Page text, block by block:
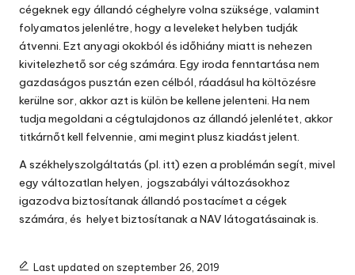
cégeknek egy állandó céghelyre volna szüksége, valamint
folyamatos jelenlétre, hogy a leveleket helyben tudják
átvenni. Ezt anyagi okokból és időhiány miatt is nehezen
kivitelezhető sor cég számára. Egy iroda fenntartása nem
gazdaságos pusztán ezen célból, ráadásul ha költözésre
kerülne sor, akkor azt is külön be kellene jelenteni. Ha nem
tudja megoldani a cégtulajdonos az állandó jelenlétet, akkor
titkárnőt kell felvennie, ami megint plusz kiadást jelent.
A székhelyszolgáltatás (pl. itt) ezen a problémán segít, mivel
egy változatlan helyen, jogszabályi változásokhoz
igazodva biztosítanak állandó postacímet a cégek
számára, és helyet biztosítanak a NAV látogatásainak is.
Last updated on szeptember 26, 2019